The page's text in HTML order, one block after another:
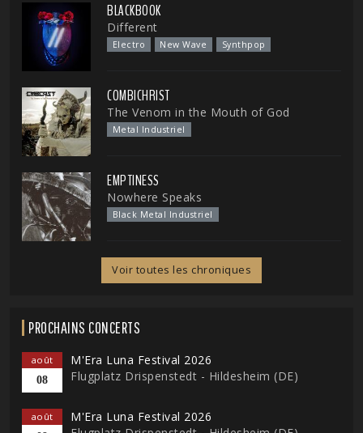
BLACKBOOK
Different
Electro New Wave Synthpop
COMBICHRIST
The Venom in the Mouth of God
Metal Industriel
EMPTINESS
Nowhere Speaks
Black Metal Industriel
Voir toutes les chroniques
PROCHAINS CONCERTS
août
08
M'Era Luna Festival 2026
Flugplatz Drispenstedt - Hildesheim (DE)
août
M'Era Luna Festival 2026